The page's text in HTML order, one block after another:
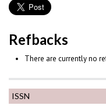
ISSN
Refbacks
There are currently no